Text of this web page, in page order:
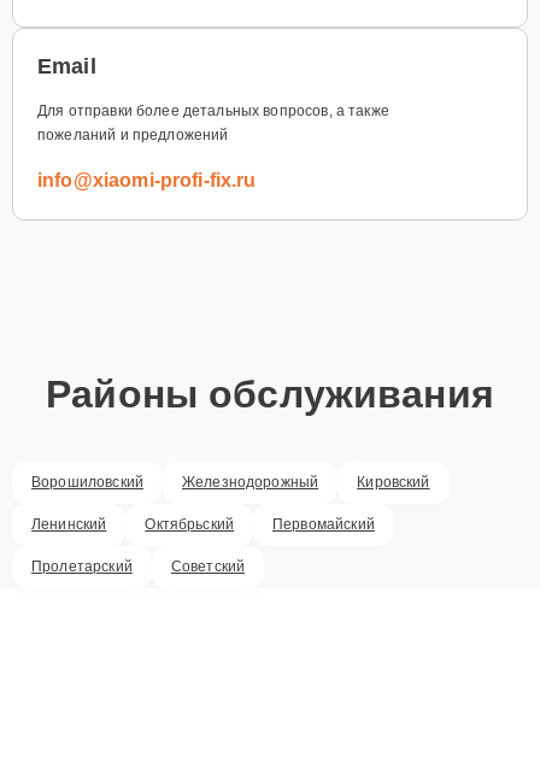
Email
Для отправки более детальных вопросов, а также
пожеланий и предложений
info@xiaomi-profi-fix.ru
Районы обслуживания
Ворошиловский Железнодорожный Кировский
Ленинский Октябрьский Первомайский
Пролетарский Советский